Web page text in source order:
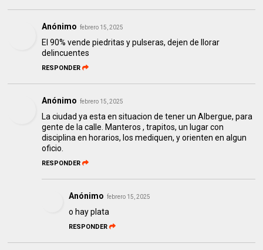
Anónimo febrero 15, 2025
El 90% vende piedritas y pulseras, dejen de llorar
delincuentes
RESPONDER
Anónimo febrero 15, 2025
La ciudad ya esta en situacion de tener un Albergue, para
gente de la calle. Manteros , trapitos, un lugar con
disciplina en horarios, los mediquen, y orienten en algun
oficio.
RESPONDER
Anónimo febrero 15, 2025
o hay plata
RESPONDER